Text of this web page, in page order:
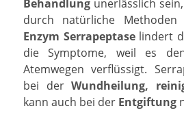
Behandlung unerlässlich
durch natürliche Methoden
Enzym Serrapeptaselindert
die Symptome, weil es
Atemwegen verflüssigt.
bei der Wundheilung,
kann auch bei der Entgiftung